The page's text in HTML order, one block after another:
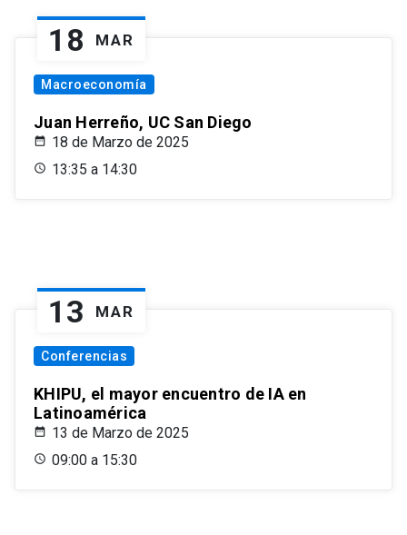
18 MAR
Macroeconomía
Juan Herreño, UC San Diego
18 de Marzo de 2025
13:35 a 14:30
13 MAR
Conferencias
KHIPU, el mayor encuentro de IA en
Latinoamérica
13 de Marzo de 2025
09:00 a 15:30